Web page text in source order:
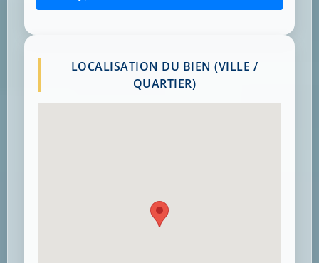
LOCALISATION DU BIEN (VILLE /
QUARTIER)